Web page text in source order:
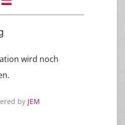
wird noch
by JEM